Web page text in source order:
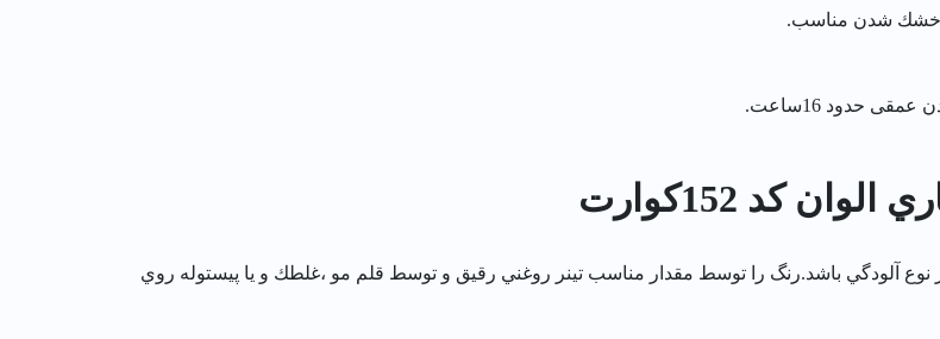
خشك شدن مناسب.
کد 152كوارت
آلودگي باشد.رنگ را توسط مقدار مناسب تينر روغني رقيق و توسط قلم مو ،غلطك و يا پيستوله روي